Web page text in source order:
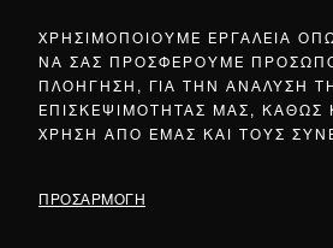
ΧΡΗΣΙΜΟΠΟΙΟΥΜΕ ΕΡΓΑΛΕΙΑ
ΝΑ ΣΑΣ ΠΡΟΣΦΕΡΟΥΜΕ
ΠΛΟΗΓΗΣΗ, ΓΙΑ ΤΗΝ ΑΝΑΛΥΣΗ
ΕΠΙΣΚΕΨΙΜΟΤΗΤΑΣ ΜΑΣ, ΚΑΘΩΣ
ΧΡΗΣΗ ΑΠΟ ΕΜΑΣ ΚΑΙ ΤΟΥΣ
ΠΡΟΣΑΡΜΟΓΗ